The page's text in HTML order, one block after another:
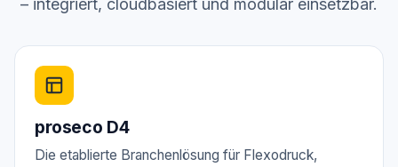
– integriert, cloudbasiert und modular einsetzbar.
proseco D4
Die etablierte Branchenlösung für Flexodruck,